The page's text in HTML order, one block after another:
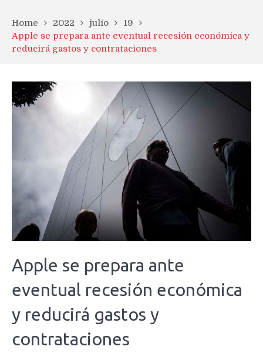
Home 2022 julio
19
Apple se prepara ante eventual recesión económica y
reducirá gastos y contrataciones
Apple se prepara ante
eventual recesión económica
y reducirá gastos y
contrataciones